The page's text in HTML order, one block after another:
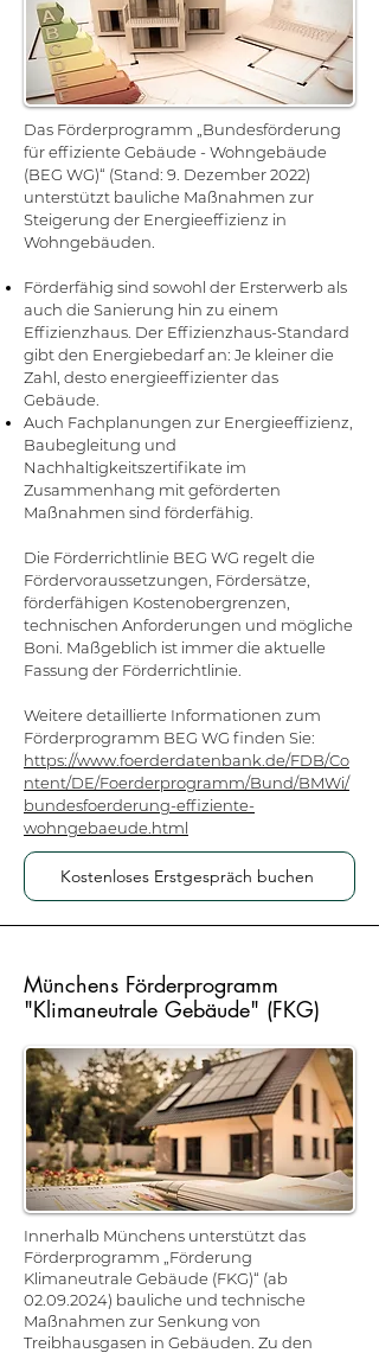
Das Förderprogramm „Bundesförderung
für effiziente Gebäude - Wohngebäude
(BEG WG)“ (Stand: 9. Dezember 2022)
unterstützt bauliche Maßnahmen zur
Steigerung der Energieeffizienz in
Wohngebäuden.
Förderfähig sind sowohl der Ersterwerb als
auch die Sanierung hin zu einem
Effizienzhaus. Der Effizienzhaus-Standard
gibt den Energiebedarf an: Je kleiner die
Zahl, desto energieeffizienter das
Gebäude.
Auch Fachplanungen zur Energieeffizienz,
Baubegleitung und
Nachhaltigkeitszertifikate im
Zusammenhang mit geförderten
Maßnahmen sind förderfähig.
Die Förderrichtlinie BEG WG regelt die
Fördervoraussetzungen, Fördersätze,
förderfähigen Kostenobergrenzen,
technischen Anforderungen und mögliche
Boni. Maßgeblich ist immer die aktuelle
Fassung der Förderrichtlinie.
Weitere detaillierte Informationen zum
Förderprogramm BEG WG finden Sie:
https://www.foerderdatenbank.de/FDB/Co
ntent/DE/Foerderprogramm/Bund/BMWi/
bundesfoerderung-effiziente-
wohngebaeude.html
Kostenloses Erstgespräch buchen
Münchens Förderprogramm
"Klimaneutrale Gebäude" (FKG)
Innerhalb Münchens unterstützt das
Förderprogramm „Förderung
Klimaneutrale Gebäude (FKG)“ (ab
02.09.2024) bauliche und technische
Maßnahmen zur Senkung von
Treibhausgasen in Gebäuden. Zu den